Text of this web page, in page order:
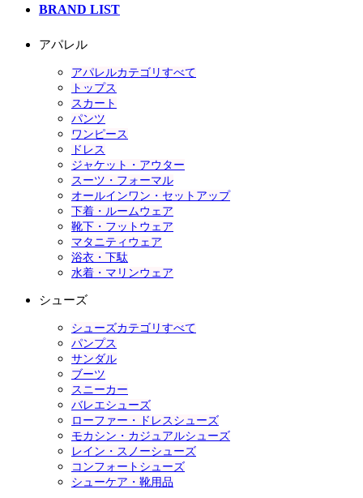
BRAND LIST
アパレル
アパレルカテゴリすべて
トップス
スカート
パンツ
ワンピース
ドレス
ジャケット・アウター
スーツ・フォーマル
オールインワン・セットアップ
下着・ルームウェア
靴下・フットウェア
マタニティウェア
浴衣・下駄
水着・マリンウェア
シューズ
シューズカテゴリすべて
パンプス
サンダル
ブーツ
スニーカー
バレエシューズ
ローファー・ドレスシューズ
モカシン・カジュアルシューズ
レイン・スノーシューズ
コンフォートシューズ
シューケア・靴用品